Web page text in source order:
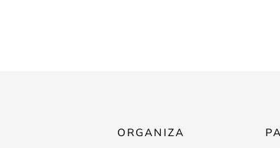
ORGANIZA